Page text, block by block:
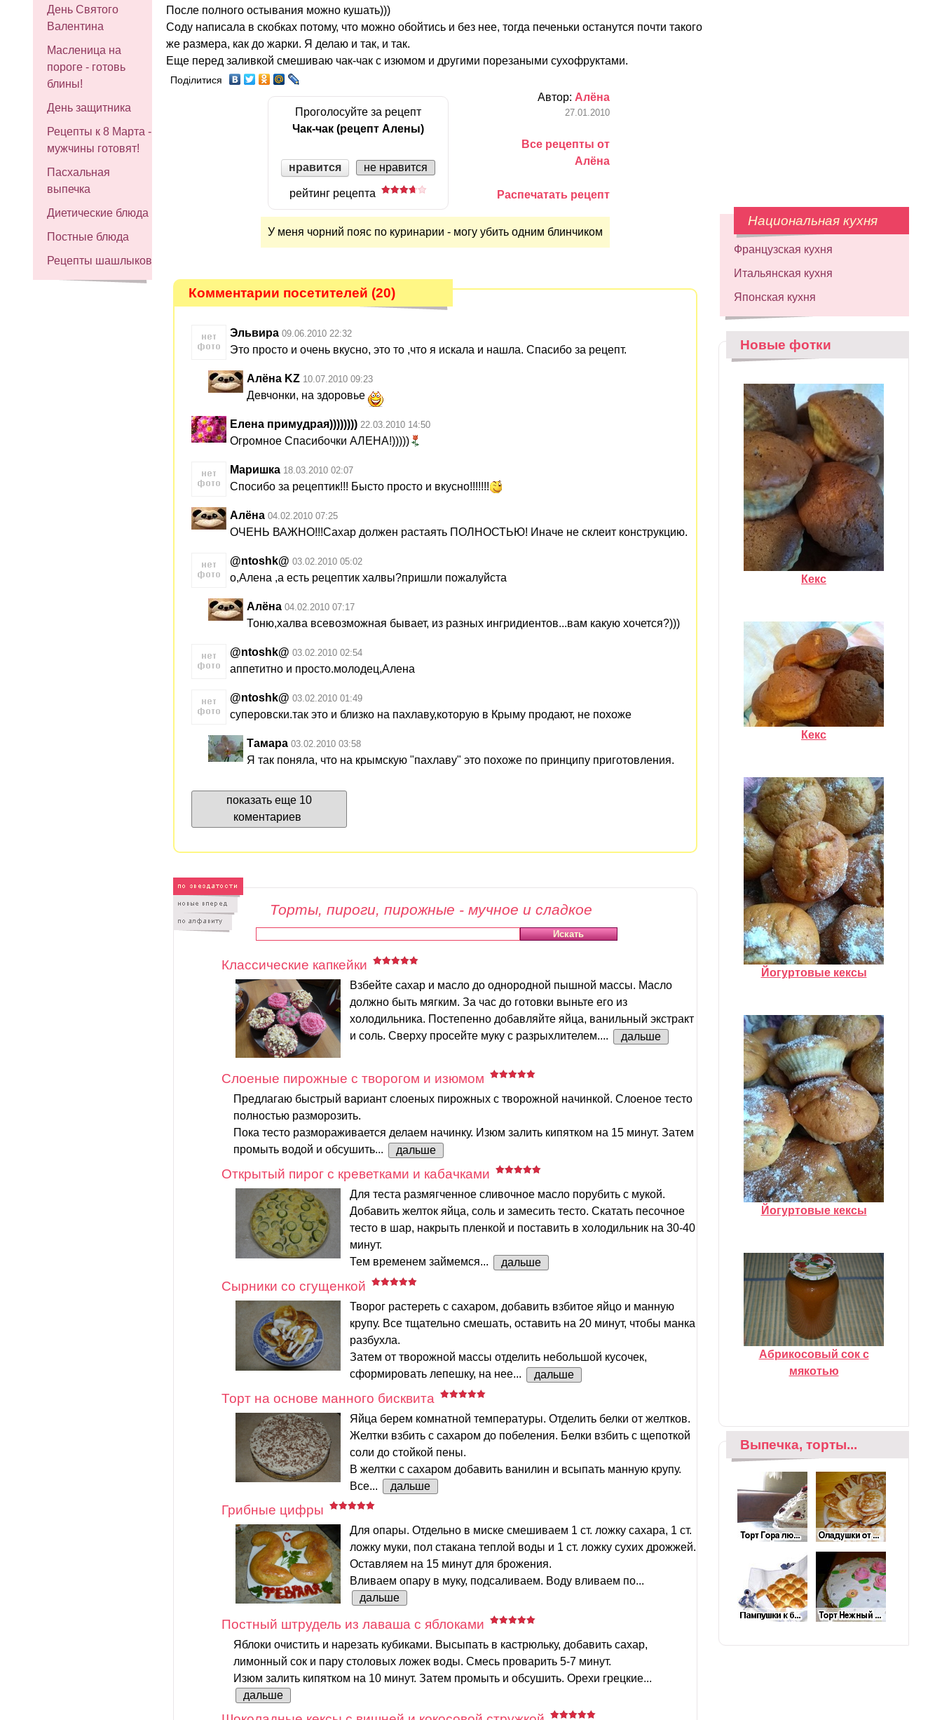
День Святого
Валентина
Масленица на
пороге - готовь
блины!
День защитника
Рецепты к 8 Марта -
мужчины готовят!
Пасхальная
выпечка
Диетические блюда
Постные блюда
Рецепты шашлыков
После полного остывания можно кушать)))
Соду написала в скобках потому, что можно обойтись и без нее, тогда печеньки останутся почти такого
же размера, как до жарки. Я делаю и так, и так.
Еще перед заливкой смешиваю чак-чак с изюмом и другими порезаными сухофруктами.
Поділитися
Проголосуйте за рецепт
Чак-чак (рецепт Алены)
нравится не нравится
рейтинг рецепта
Автор: Алёна
27.01.2010
Все рецепты от
Алёна
Распечатать рецепт
У меня чорний пояс по куринарии - могу убить одним блинчиком
Комментарии посетителей (20)
Эльвира 09.06.2010 22:32
Это просто и очень вкусно, это то ,что я искала и нашла. Спасибо за рецепт.
Алёна KZ 10.07.2010 09:23
Девчонки, на здоровье
Елена примудрая)))))))) 22.03.2010 14:50
Огромное Спасибочки АЛЕНА!)))))
Маришка 18.03.2010 02:07
Спосибо за рецептик!!! Бысто просто и вкусно!!!!!!!
Алёна 04.02.2010 07:25
ОЧЕНЬ ВАЖНО!!!Сахар должен растаять ПОЛНОСТЬЮ! Иначе не склеит конструкцию.
@ntoshk@ 03.02.2010 05:02
о,Алена ,а есть рецептик халвы?пришли пожалуйста
Алёна 04.02.2010 07:17
Тоню,халва всевозможная бывает, из разных ингридиентов...вам какую хочется?)))
@ntoshk@ 03.02.2010 02:54
аппетитно и просто.молодец,Алена
@ntoshk@ 03.02.2010 01:49
суперовски.так это и близко на пахлаву,которую в Крыму продают, не похоже
Тамара 03.02.2010 03:58
Я так поняла, что на крымскую "пахлаву" это похоже по принципу приготовления.
показать еще 10
коментариев
Торты, пироги, пирожные - мучное и сладкое
Классические капкейки
Взбейте сахар и масло до однородной пышной массы. Масло
должно быть мягким. За час до готовки выньте его из
холодильника. Постепенно добавляйте яйца, ванильный экстракт
и соль. Сверху просейте муку с разрыхлителем....
дальше
Слоеные пирожные с творогом и изюмом
Предлагаю быстрый вариант слоеных пирожных с творожной начинкой. Слоеное тесто
полностью разморозить.
Пока тесто размораживается делаем начинку. Изюм залить кипятком на 15 минут. Затем
промыть водой и обсушить...
дальше
Открытый пирог с креветками и кабачками
Для теста размягченное сливочное масло порубить с мукой.
Добавить желток яйца, соль и замесить тесто. Скатать песочное
тесто в шар, накрыть пленкой и поставить в холодильник на 30-40
минут.
Тем временем займемся...
дальше
Сырники со сгущенкой
Творог растереть с сахаром, добавить взбитое яйцо и манную
крупу. Все тщательно смешать, оставить на 20 минут, чтобы манка
разбухла.
Затем от творожной массы отделить небольшой кусочек,
сформировать лепешку, на нее...
дальше
Торт на основе манного бисквита
Яйца берем комнатной температуры. Отделить белки от желтков.
Желтки взбить с сахаром до побеления. Белки взбить с щепоткой
соли до стойкой пены.
В желтки с сахаром добавить ванилин и всыпать манную крупу.
Все...
дальше
Грибные цифры
Для опары. Отдельно в миске смешиваем 1 ст. ложку сахара, 1 ст.
ложку муки, пол стакана теплой воды и 1 ст. ложку сухих дрожжей.
Оставляем на 15 минут для брожения.
Вливаем опару в муку, подсаливаем. Воду вливаем по...
дальше
Постный штрудель из лаваша с яблоками
Яблоки очистить и нарезать кубиками. Высыпать в кастрюльку, добавить сахар,
лимонный сок и пару столовых ложек воды. Смесь проварить 5-7 минут.
Изюм залить кипятком на 10 минут. Затем промыть и обсушить. Орехи грецкие...
дальше
Национальная кухня
Французская кухня
Итальянская кухня
Японская кухня
Новые фотки
Кекс
Кекс
Йогуртовые кексы
Йогуртовые кексы
Абрикосовый сок с
мякотью
Выпечка, торты...